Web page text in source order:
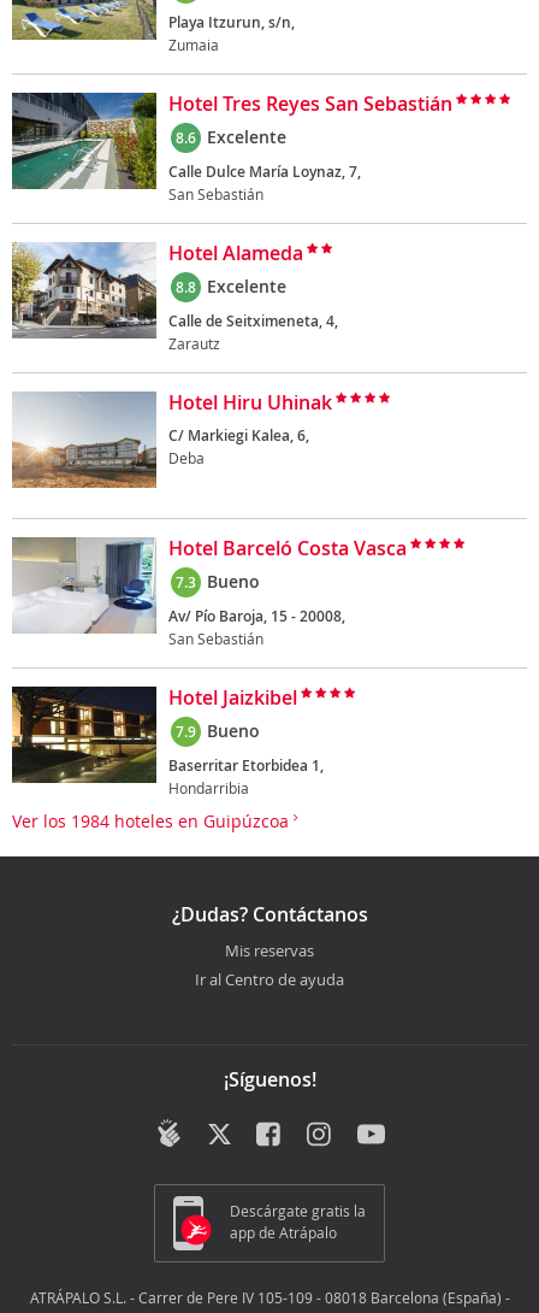
Playa Itzurun, s/n,
Zumaia
Hotel Tres Reyes San Sebastián
8.6 Excelente
Calle Dulce María Loynaz, 7,
San Sebastián
Hotel Alameda
8.8 Excelente
Calle de Seitximeneta, 4,
Zarautz
Hotel Hiru Uhinak
C/ Markiegi Kalea, 6,
Deba
Hotel Barceló Costa Vasca
7.3 Bueno
Av/ Pío Baroja, 15 - 20008,
San Sebastián
Hotel Jaizkibel
7.9 Bueno
Baserritar Etorbidea 1,
Hondarribia
Ver los 1984 hoteles en Guipúzcoa
¿Dudas? Contáctanos
Mis reservas
Ir al Centro de ayuda
¡Síguenos!
Descárgate gratis la
app de Atrápalo
ATRÁPALO S.L. - Carrer de Pere IV 105-109 - 08018 Barcelona (España) -